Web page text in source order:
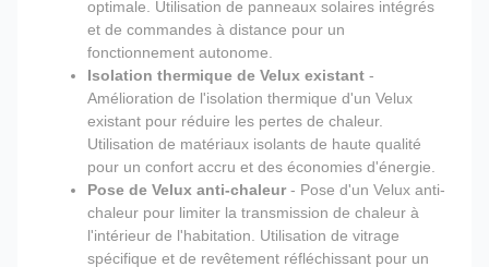
optimale. Utilisation de panneaux solaires intégrés
et de commandes à distance pour un
fonctionnement autonome.
Isolation thermique de Velux existant -
Amélioration de l'isolation thermique d'un Velux
existant pour réduire les pertes de chaleur.
Utilisation de matériaux isolants de haute qualité
pour un confort accru et des économies d'énergie.
Pose de Velux anti-chaleur- Pose d'un Velux anti-
chaleur pour limiter la transmission de chaleur à
l'intérieur de l'habitation. Utilisation de vitrage
spécifique et de revêtement réfléchissant pour un